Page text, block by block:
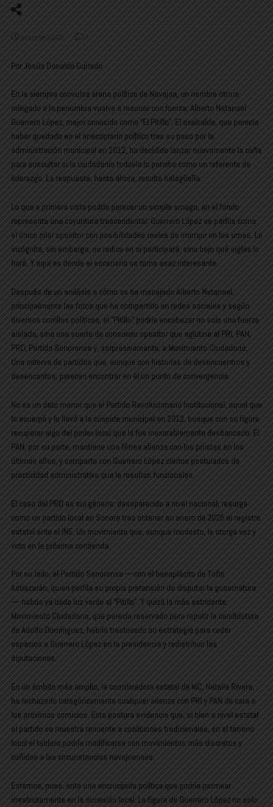
septiembre 2, 2025 0
Por Jesús Donaldo Guirado
En la siempre convulsa arena política de Navojoa, un nombre otrora
relegado a la penumbra vuelve a resonar con fuerza: Alberto Natanael
Guerrero López, mejor conocido como “El Pitillo”. El exalcalde, que parecía
haber quedado en el anecdotario político tras su paso por la
administración municipal en 2012, ha decidido lanzar nuevamente la caña
para auscultar si la ciudadanía todavía lo percibe como un referente de
liderazgo. La respuesta, hasta ahora, resulta halagüeña.
Lo que a primera vista podría parecer un simple amago, en el fondo
representa una coyuntura trascendental: Guerrero López se perfila como
el único pilar opositor con posibilidades reales de irrumpir en las urnas. La
incógnita, sin embargo, no radica en si participará, sino bajo qué siglas lo
hará. Y aquí es donde el escenario se torna asaz interesante.
Después de un análisis a cómo se ha manejado Alberto Natanael,
principalmente las fotos que ha compartido en redes sociales y según
diversos corrillos políticos, el “Pitillo” podría encabezar no solo una fuerza
aislada, sino una suerte de consorcio opositor que aglutine al PRI, PAN,
PRD, Partido Sonorense y, sorpresivamente, a Movimiento Ciudadano.
Una caterva de partidos que, aunque con historias de desencuentros y
desencantos, parecen encontrar en él un punto de convergencia.
No es un dato menor que el Partido Revolucionario Institucional, aquel que
lo acuerpó y lo llevó a la cúspide municipal en 2012, busque con su figura
recuperar algo del poder local que le fue inexorablemente desbancado. El
PAN, por su parte, mantiene una férrea alianza con los priistas en los
últimos años, y comparte con Guerrero López ciertos postulados de
practicidad administrativa que le resultan funcionales.
El caso del PRD es sui géneris: desaparecido a nivel nacional, resurge
como un partido local en Sonora tras obtener en enero de 2025 el registro
estatal ante el INE. Un movimiento que, aunque modesto, le otorga voz y
voto en la próxima contienda.
Por su lado, el Partido Sonorense —con el beneplácito de Toño
Astiazarán, quien perfila su propia pretensión de disputar la gubernatura
— habría ya dado luz verde al “Pitillo”. Y quizá lo más estridente:
Movimiento Ciudadano, que parecía reservado para repetir la candidatura
de Adolfo Domínguez, habría trastocado su estrategia para ceder
espacios a Guerrero López en la presidencia y redistribuir las
diputaciones.
En un ámbito más amplio, la coordinadora estatal de MC, Natalia Rivera,
ha rechazado categóricamente cualquier alianza con PRI y PAN de cara a
los próximos comicios. Esta postura evidencia que, si bien a nivel estatal
el partido se muestra renuente a coaliciones tradicionales, en el terreno
local el tablero podría modificarse con movimientos más discretos y
ceñidos a las circunstancias navojoenses.
Estamos, pues, ante una encrucijada política que podría permear
irrestrictamente en la sucesión local. La figura de Guerrero López no solo